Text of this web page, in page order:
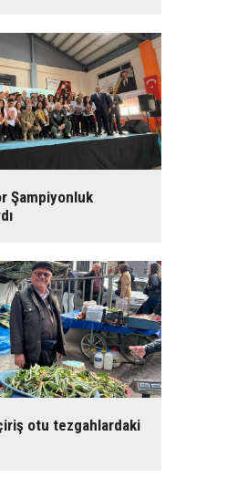
Şampiyonluk
otu tezgahlardaki